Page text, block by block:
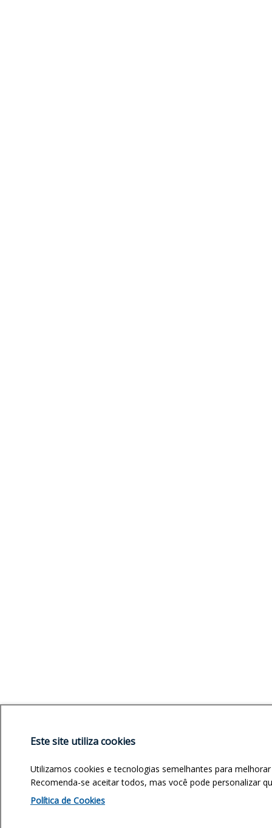
Este site utiliza cookies
Utilizamos cookies e tecnologias semelhantes para
Recomenda-se aceitar todos, mas você pode personalizar
Política de Cookies